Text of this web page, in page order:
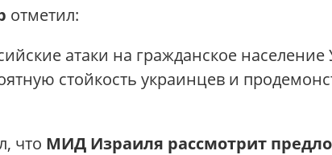
отметил:
атаки на гражданское
стойкость украинцев и
что МИД Израиля рассмотрит